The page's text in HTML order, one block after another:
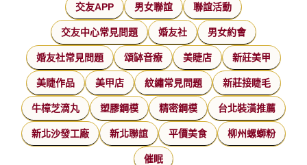
交友APP 男女聯誼 聯誼活動
交友中心常見問題 婚友社 男女約會
婚友社常見問題 頌缽音療 美睫店 新莊美甲
美睫作品 美甲店 紋繡常見問題 新莊接睫毛
牛樟芝滴丸 塑膠鋼模 精密鋼模 台北裝潢推薦
新北沙發工廠 新北聯誼 平價美食 柳州螺螄粉
催眠